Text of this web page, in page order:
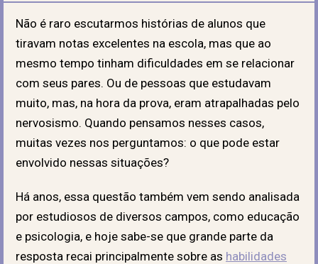
Não é raro escutarmos histórias de alunos que
tiravam notas excelentes na escola, mas que ao
mesmo tempo tinham dificuldades em se relacionar
com seus pares. Ou de pessoas que estudavam
muito, mas, na hora da prova, eram atrapalhadas pelo
nervosismo. Quando pensamos nesses casos,
muitas vezes nos perguntamos: o que pode estar
envolvido nessas situações?
Há anos, essa questão também vem sendo analisada
por estudiosos de diversos campos, como educação
e psicologia, e hoje sabe-se que grande parte da
resposta recai principalmente sobre as habilidades